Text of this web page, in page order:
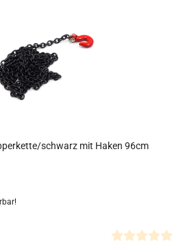
schwarz mit Haken 96cm